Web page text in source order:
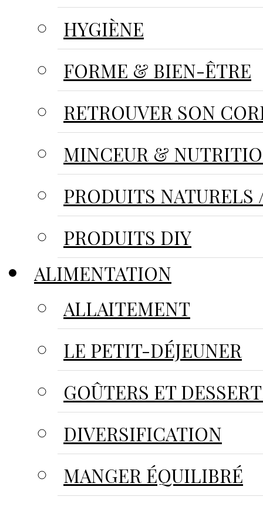
HYGIÈNE
FORME & BIEN-ÊTRE
RETROUVER SON
MINCEUR &
PRODUITS NATURELS
PRODUITS DIY
ALIMENTATION
ALLAITEMENT
LE PETIT-DÉJEUNER
GOÛTERS ET
DIVERSIFICATION
MANGER ÉQUILIBRÉ